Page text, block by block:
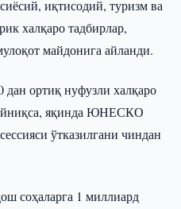
иқтисодий, туризм ва
халқаро тадбирлар,
майдонига айланди.
ортиқ нуфузли халқаро
яқинда ЮНЕСКО
ўтказилгани чиндан
соҳаларга 1 миллиард